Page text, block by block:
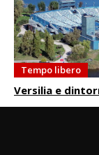
Tempo libero
Versilia e